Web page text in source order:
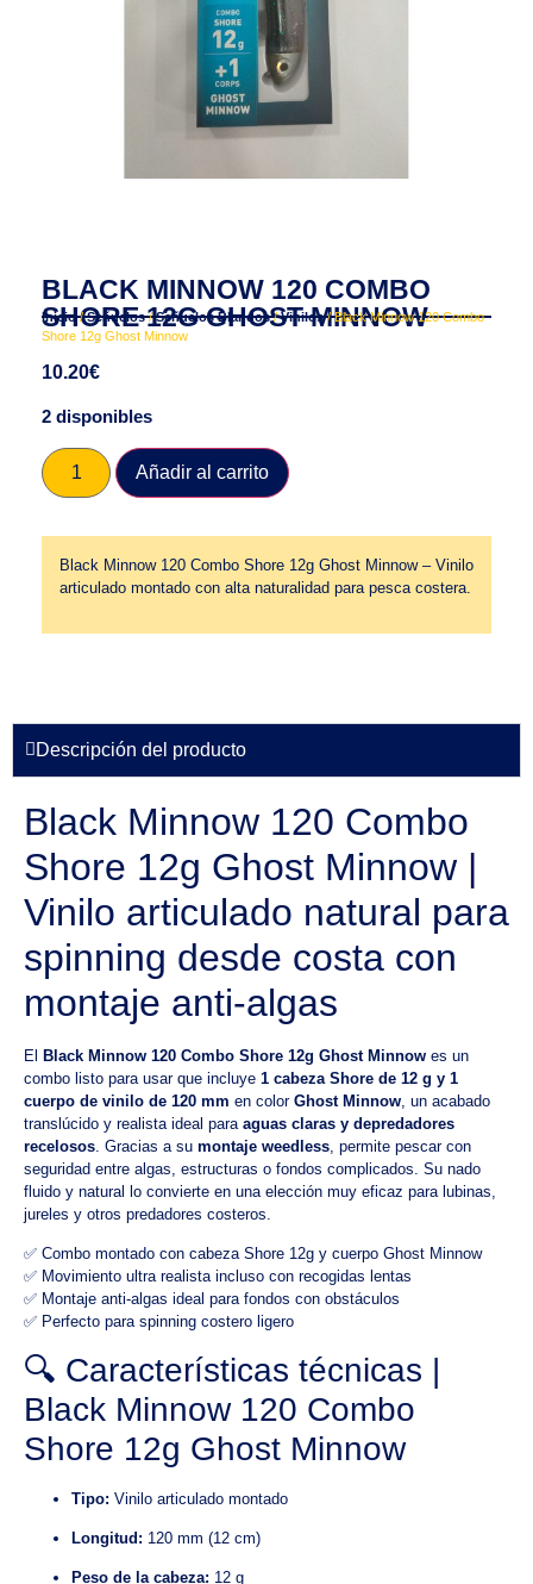
BLACK MINNOW 120 COMBO
SHORE 12G GHOST MINNOW
Inicio /Señuelos/Señuelos Blandos/Vinilos/ Black Minnow 120 Combo
Shore 12g Ghost Minnow
10.20€
2 disponibles
Añadir al carrito
Black Minnow 120 Combo Shore 12g Ghost Minnow – Vinilo
articulado montado con alta naturalidad para pesca costera.
Descripción del producto
Black Minnow 120 Combo
Shore 12g Ghost Minnow |
Vinilo articulado natural para
spinning desde costa con
montaje anti-algas
El Black Minnow 120 Combo Shore 12g Ghost Minnow es un
combo listo para usar que incluye 1 cabeza Shore de 12 g y 1
cuerpo de vinilo de 120 mm en color Ghost Minnow , un acabado
translúcido y realista ideal para aguas claras y depredadores
recelosos . Gracias a su montaje weedless , permite pescar con
seguridad entre algas, estructuras o fondos complicados. Su nado
fluido y natural lo convierte en una elección muy eficaz para lubinas,
jureles y otros predadores costeros.
✅ Combo montado con cabeza Shore 12g y cuerpo Ghost Minnow
✅ Movimiento ultra realista incluso con recogidas lentas
✅ Montaje anti-algas ideal para fondos con obstáculos
✅ Perfecto para spinning costero ligero
🔍 Características técnicas |
Black Minnow 120 Combo
Shore 12g Ghost Minnow
Tipo: Vinilo articulado montado
Longitud: 120 mm (12 cm)
Peso de la cabeza: 12 g